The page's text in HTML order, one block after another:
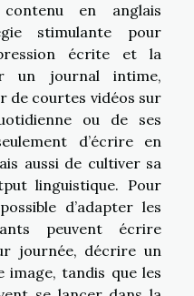
en anglais
stimulante pour
écrite et la
un journal intime,
de courtes vidéos sur
ou de ses
d’écrire en
aussi de cultiver sa
linguistique. Pour
d’adapter les
peuvent écrire
journée, décrire un
image, tandis que les